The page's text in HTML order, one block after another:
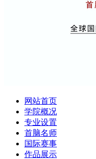
网站首页
学院概况
专业设置
首脑名师
国际赛事
作品展示